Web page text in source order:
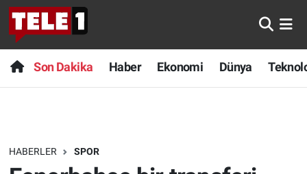
Son Dakika Haber Ekonomi Dünya
HABERLER SPOR
Anında Manşet
Başka Sohbetler
Bilim turu
Son Dakika
Haber
Dünya
Nöbetçi Eczaneler
Hava Durumu
Trafik Durumu